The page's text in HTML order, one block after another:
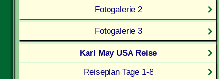
Fotogalerie 2
Fotogalerie 3
Karl May USA Reise
Reiseplan Tage 1-8